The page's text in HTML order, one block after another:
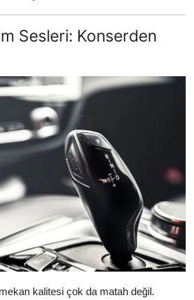
Sesleri: Konserden
kalitesi çok da matah değil.